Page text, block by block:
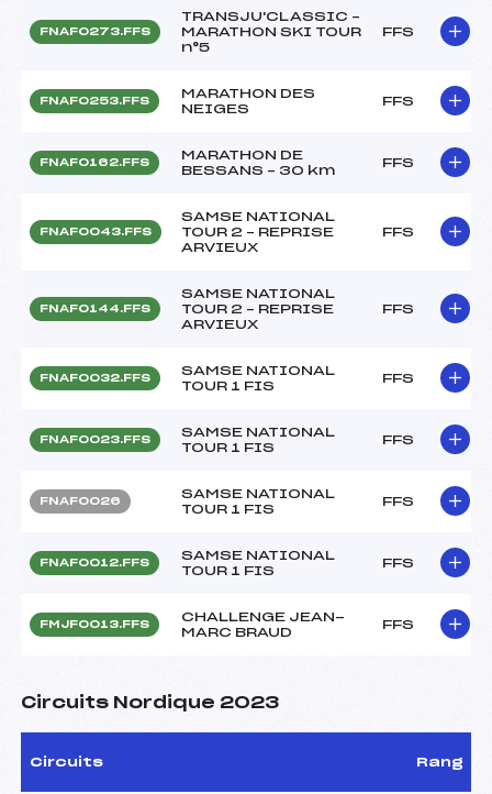
FNAF0273.FFS
TRANSJU'CLASSIC –
MARATHON SKI TOUR
n°5
FFS
FNAF0253.FFS
MARATHON DES
NEIGES
FFS
FNAF0162.FFS
MARATHON DE
BESSANS – 30 km
FFS
FNAF0043.FFS
SAMSE NATIONAL
TOUR 2 – REPRISE
ARVIEUX
FFS
FNAF0144.FFS
SAMSE NATIONAL
TOUR 2 – REPRISE
ARVIEUX
FFS
FNAF0032.FFS
SAMSE NATIONAL
TOUR 1 FIS
FFS
FNAF0023.FFS
SAMSE NATIONAL
TOUR 1 FIS
FFS
FNAF0026
SAMSE NATIONAL
TOUR 1 FIS
FFS
FNAF0012.FFS
SAMSE NATIONAL
TOUR 1 FIS
FFS
FMJF0013.FFS
CHALLENGE JEAN-
MARC BRAUD
FFS
Circuits Nordique 2023
Circuits Rang